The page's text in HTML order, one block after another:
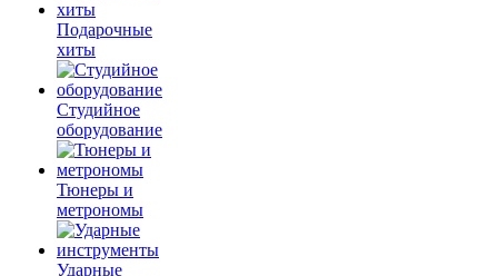
Подарочные
хиты
Студийное
оборудование
Тюнеры и
метрономы
Ударные